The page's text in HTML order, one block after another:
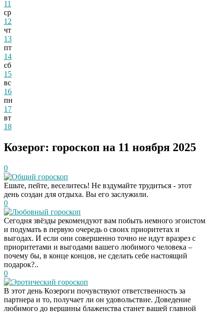
11
ср
12
чт
13
пт
14
сб
15
вс
16
пн
17
вт
18
Козерог: гороскоп на 11 ноября 2025
0
Общий гороскоп
Ешьте, пейте, веселитесь! Не вздумайте трудиться - этот
день создан для отдыха. Вы его заслужили.
0
Любовный гороскоп
Сегодня звёзды рекомендуют вам побыть немного эгоистом
и подумать в первую очередь о своих приоритетах и
выгодах. И если они совершенно точно не идут вразрез с
приоритетами и выгодами вашего любимого человека –
почему бы, в конце концов, не сделать себе настоящий
подарок?..
0
Эротический гороскоп
В этот день Козероги почувствуют ответственность за
партнера и то, получает ли он удовольствие. Доведение
любимого до вершины блаженства станет вашей главной